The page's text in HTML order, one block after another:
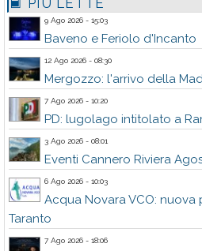
PIÙ LETTE
9 Ago 2026 - 15:03
Baveno e Feriolo d'Incanto
12 Ago 2026 - 08:30
Mergozzo: l'arrivo della
7 Ago 2026 - 10:20
PD: lugolago intitolato a
3 Ago 2026 - 08:01
Eventi Cannero Riviera
6 Ago 2026 - 10:03
Acqua Novara VCO:
Taranto
7 Ago 2026 - 18:06